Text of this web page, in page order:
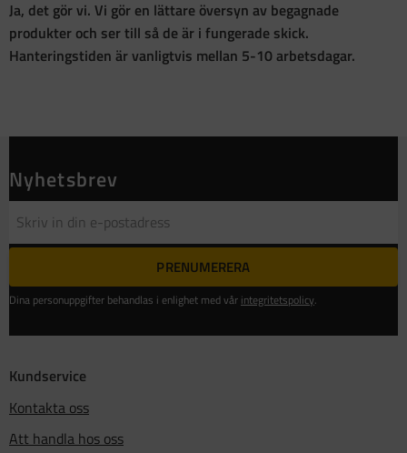
Ja, det gör vi. Vi gör en lättare översyn av begagnade
produkter och ser till så de är i fungerade skick.
Hanteringstiden är vanligtvis mellan 5-10 arbetsdagar.
Nyhetsbrev
PRENUMERERA
Dina personuppgifter behandlas i enlighet med vår integritetspolicy.
Kundservice
Kontakta oss
Att handla hos oss